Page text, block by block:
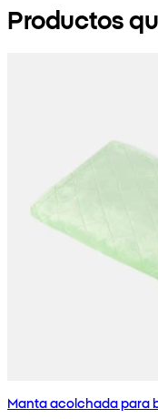
Productos
Manta acolchada para